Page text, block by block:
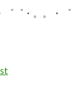
゜゜・。。・゜